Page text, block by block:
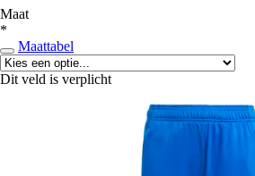
Maat
*
Maattabel
Dit veld is verplicht